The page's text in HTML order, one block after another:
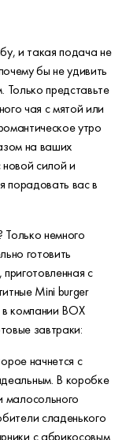
и такая подача не
бы не удивить
представьте
чая с мятой или
утро
на ваших
новой силой и
порадовать вас в
немного
готовить
с
Mini burger
компании BOX
завтраки:
начнется с
В коробке
малосольного
сладенького
с абрикосовым